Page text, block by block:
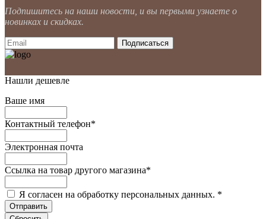
Подпишитесь на наши новости, и вы первыми узнаете о
новинках и скидках.
Нашли дешевле
Ваше имя
Контактный телефон*
Электронная почта
Ссылка на товар другого магазина*
Я согласен на обработку персональных данных. *